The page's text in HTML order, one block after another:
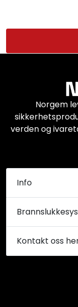
Norgem
verden og
Info
Kontakt oss